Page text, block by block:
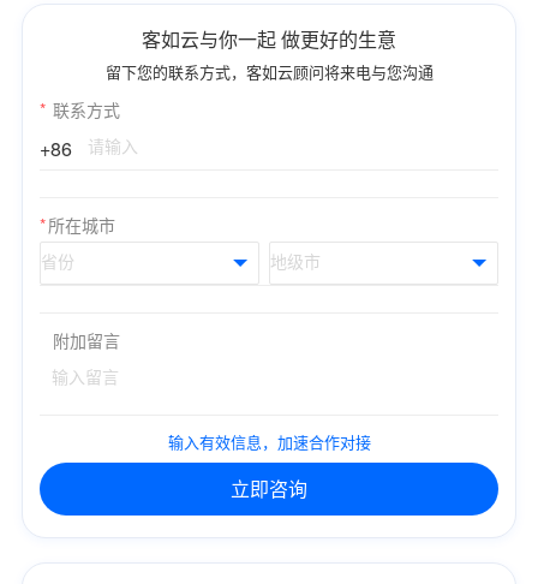
客如云与你一起 做更好的生意
留下您的联系方式，客如云顾问将来电与您沟通
* 联系方式
+86
*所在城市
附加留言
输入有效信息，加速合作对接
立即咨询